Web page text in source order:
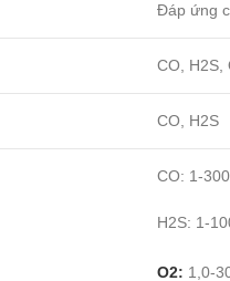
Đáp ứng
CO, H2S,
CO, H2S
CO: 1-
H2S: 1-
O2: 1,0-